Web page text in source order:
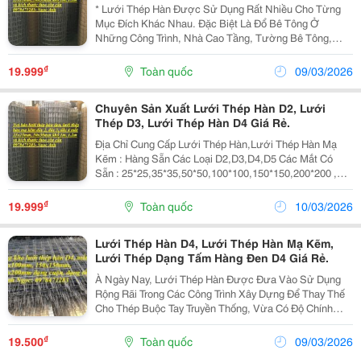
* Lưới Thép Hàn Được Sử Dụng Rất Nhiều Cho Từng
Mục Đích Khác Nhau. Đặc Biệt Là Đổ Bê Tông Ở
Những Công Trình, Nhà Cao Tầng, Tường Bê Tông,
Máy Bê Tông, Chung Cư, Cầu Đường, Sàn Nhà, Hệ
Thống Mươn Cống Rảnh, Hồ Bơi, Hệ Thống Xử Lý
Nước Thải Đều Có...
19.999₫ Toàn quốc 09/03/2026
Chuyên Sản Xuất Lưới Thép Hàn D2, Lưới
Thép D3, Lưới Thép Hàn D4 Giá Rẻ.
Địa Chỉ Cung Cấp Lưới Thép Hàn,Lưới Thép Hàn Mạ
Kẽm : Hàng Sẵn Các Loại D2,D3,D4,D5 Các Mắt Có
Sẵn : 25*25,35*35,50*50,100*100,150*150,200*200 ,
Ngoài Các Mắt Sẵn Ra Chúng Tôi Còn Nhận Sản Xuất
Theo Yêu Cầu. Các Loại Dây Thép : Dây Đen, Dây Mạ...
19.999₫ Toàn quốc 10/03/2026
Lưới Thép Hàn D4, Lưới Thép Hàn Mạ Kẽm,
Lưới Thép Dạng Tấm Hàng Đen D4 Giá Rẻ.
À Ngày Nay, Lưới Thép Hàn Được Đưa Vào Sử Dụng
Rộng Rãi Trong Các Công Trình Xây Dựng Để Thay Thế
Cho Thép Buộc Tay Truyền Thống, Vừa Có Độ Chính
Xác Và Đồng Đều, Vừa Tiết Kiệm Được Chi Phí, Thời
Gian Và Nhân Công. À Công Ty Chúng Tôi Là Nhà Sản...
19.500₫ Toàn quốc 09/03/2026